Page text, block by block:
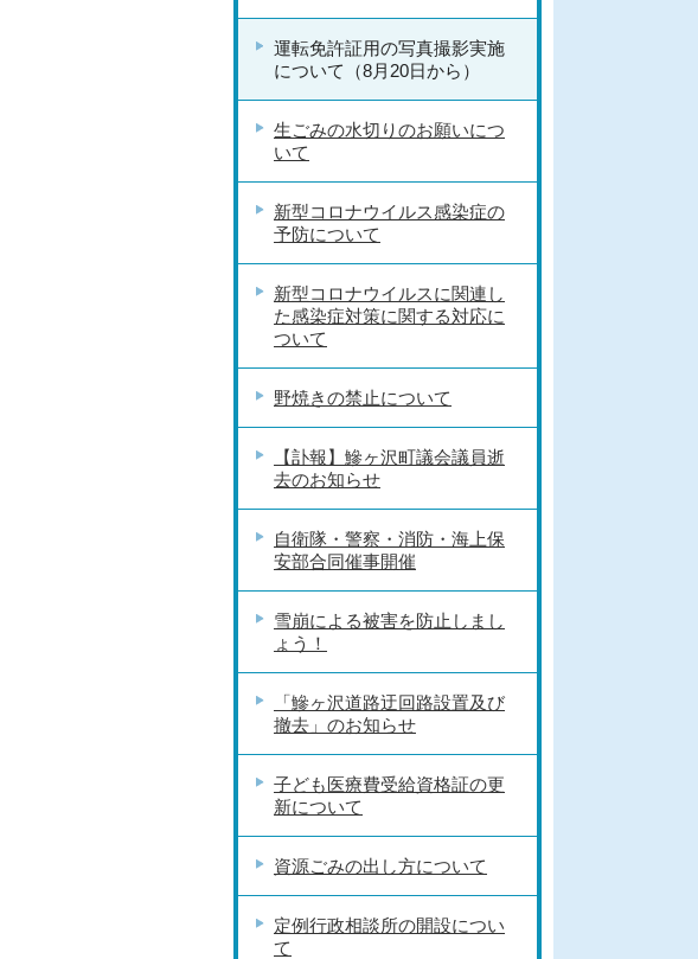
運転免許証用の写真撮影実施
について（8月20日から）
生ごみの水切りのお願いにつ
いて
新型コロナウイルス感染症の
予防について
新型コロナウイルスに関連し
た感染症対策に関する対応に
ついて
野焼きの禁止について
【訃報】鰺ヶ沢町議会議員逝
去のお知らせ
自衛隊・警察・消防・海上保
安部合同催事開催
雪崩による被害を防止しまし
ょう！
「鰺ヶ沢道路迂回路設置及び
撤去」のお知らせ
子ども医療費受給資格証の更
新について
資源ごみの出し方について
定例行政相談所の開設につい
て